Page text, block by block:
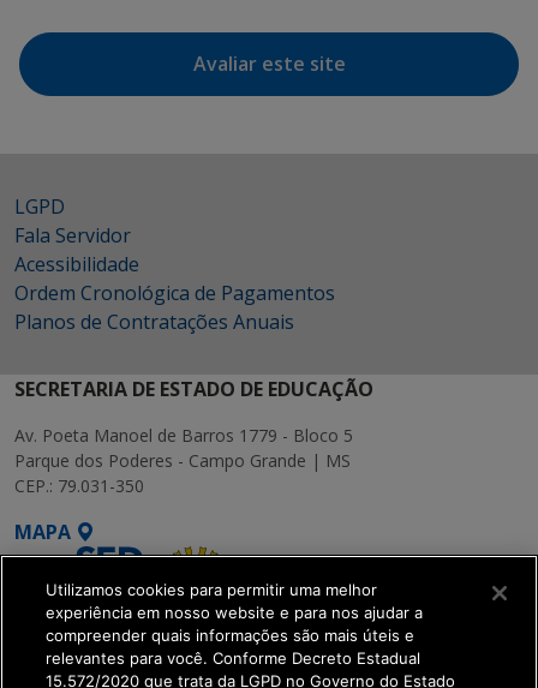
Avaliar este site
LGPD
Fala Servidor
Acessibilidade
Ordem Cronológica de Pagamentos
Planos de Contratações Anuais
SECRETARIA DE ESTADO DE EDUCAÇÃO
Av. Poeta Manoel de Barros 1779 - Bloco 5
Parque dos Poderes - Campo Grande | MS
CEP.: 79.031-350
MAPA
Utilizamos cookies para permitir uma melhor
experiência em nosso website e para nos ajudar a
compreender quais informações são mais úteis e
relevantes para você. Conforme Decreto Estadual
15.572/2020 que trata da LGPD no Governo do Estado